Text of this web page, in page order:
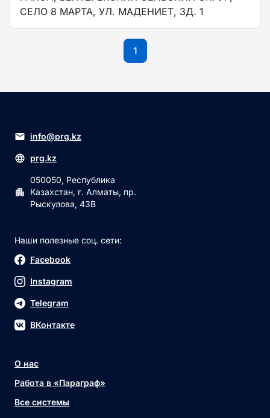
СЕЛО 8 МАРТА, УЛ. МАДЕНИЕТ, ЗД. 1
1
info@prg.kz
prg.kz
050050, Республика
Казахстан, г. Алматы, пр.
Рыскулова, 43В
Наши полезные соц. сети:
Facebook
Instagram
Telegram
ВКонтакте
О нас
Работа в «Параграф»
Все системы